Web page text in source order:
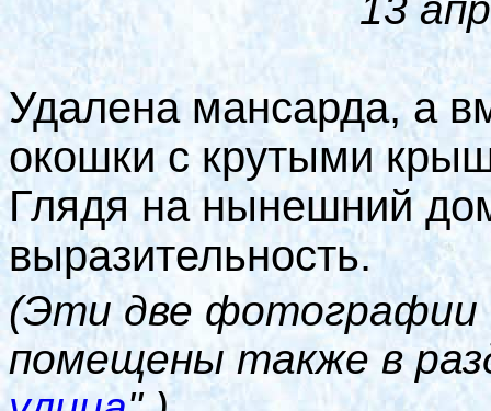
13
Удалена мансарда, а
окошки с крутыми
Глядя на нынешний
выразительность.
(Эти две фотографии
помещены также в